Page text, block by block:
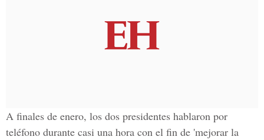
A finales de enero, los dos presidentes hablaron por
teléfono durante casi una hora con el fin de 'mejorar la